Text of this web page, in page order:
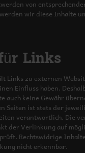
von
wir diese Inhalte
Links
Links zu externen
Einfluss haben.
auch keine Gewähr
Seiten ist stets der
verantwortlich. Die
der Verlinkung auf
Rechtswidrige
nicht erkennbar.